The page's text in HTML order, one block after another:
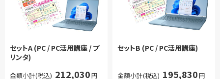
セットA (PC / PC活用講座 / プ
リンタ)
金額小計(税込) 212,030円
セットB (PC / PC活用講座)
金額小計(税込) 195,830円